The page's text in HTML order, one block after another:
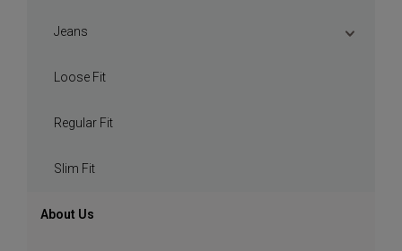
Jeans
Loose Fit
Regular Fit
Slim Fit
About Us